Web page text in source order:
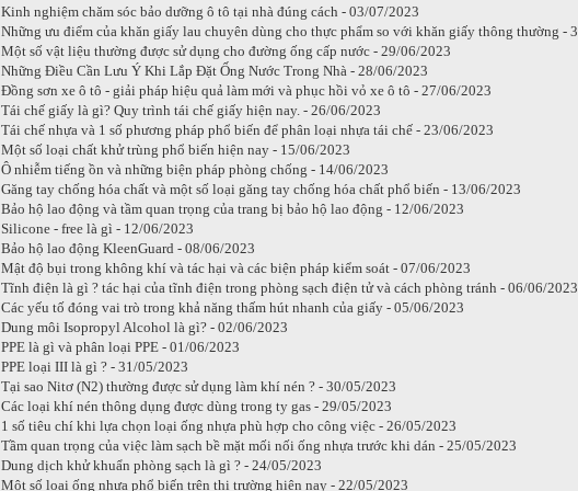
Kinh nghiệm chăm sóc bảo dưỡng ô tô tại nhà đúng cách - 03/07/2023
Những ưu điểm của khăn giấy lau chuyên dùng cho thực phẩm so với khăn giấy thông thường -
Một số vật liệu thường được sử dụng cho đường ống cấp nước - 29/06/2023
Những Điều Cần Lưu Ý Khi Lắp Đặt Ống Nước Trong Nhà - 28/06/2023
Đồng sơn xe ô tô - giải pháp hiệu quả làm mới và phục hồi vỏ xe ô tô - 27/06/2023
Tái chế giấy là gì? Quy trình tái chế giấy hiện nay. - 26/06/2023
Tái chế nhựa và 1 số phương pháp phổ biến để phân loại nhựa tái chế - 23/06/2023
Một số loại chất khử trùng phổ biến hiện nay - 15/06/2023
Ô nhiễm tiếng ồn và những biện pháp phòng chống - 14/06/2023
Găng tay chống hóa chất và một số loại găng tay chống hóa chất phổ biến - 13/06/2023
Bảo hộ lao động và tầm quan trọng của trang bị bảo hộ lao động - 12/06/2023
Silicone - free là gì - 12/06/2023
Bảo hộ lao động KleenGuard - 08/06/2023
Mật độ bụi trong không khí và tác hại và các biện pháp kiểm soát - 07/06/2023
Tĩnh điện là gì ? tác hại của tĩnh điện trong phòng sạch điện tử và cách phòng tránh - 06/06/2023
Các yếu tố đóng vai trò trong khả năng thấm hút nhanh của giấy - 05/06/2023
Dung môi Isopropyl Alcohol là gì? - 02/06/2023
PPE là gì và phân loại PPE - 01/06/2023
PPE loại III là gì ? - 31/05/2023
Tại sao Nitơ (N2) thường được sử dụng làm khí nén ? - 30/05/2023
Các loại khí nén thông dụng được dùng trong ty gas - 29/05/2023
1 số tiêu chí khi lựa chọn loại ống nhựa phù hợp cho công việc - 26/05/2023
Tầm quan trọng của việc làm sạch bề mặt mối nối ống nhựa trước khi dán - 25/05/2023
Dung dịch khử khuẩn phòng sạch là gì ? - 24/05/2023
Một số loại ống nhựa phổ biến trên thị trường hiện nay - 22/05/2023